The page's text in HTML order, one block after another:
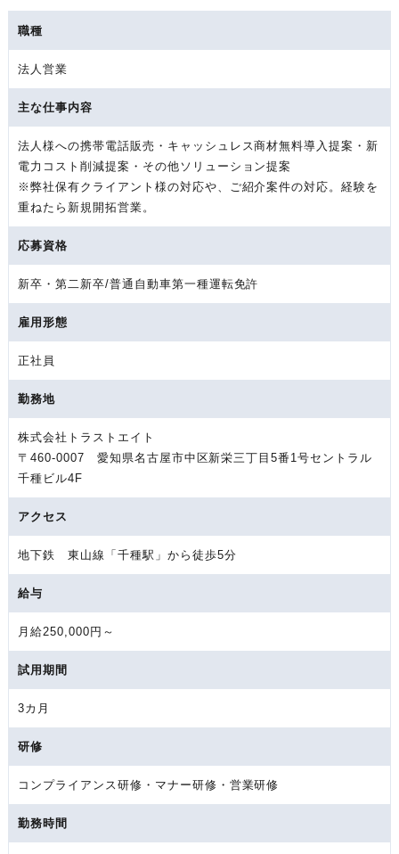
職種
法人営業
主な仕事内容
法人様への携帯電話販売・キャッシュレス商材無料導入提案・新
電力コスト削減提案・その他ソリューション提案
※弊社保有クライアント様の対応や、ご紹介案件の対応。経験を
重ねたら新規開拓営業。
応募資格
新卒・第二新卒/普通自動車第一種運転免許
雇用形態
正社員
勤務地
株式会社トラストエイト
〒460-0007 愛知県名古屋市中区新栄三丁目5番1号セントラル
千種ビル4F
アクセス
地下鉄 東山線「千種駅」から徒歩5分
給与
月給250,000円～
試用期間
3カ月
研修
コンプライアンス研修・マナー研修・営業研修
勤務時間